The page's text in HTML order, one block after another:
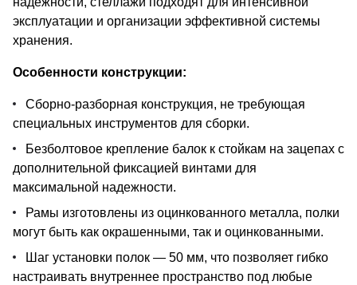
эксплуатации и организации эффективной системы
хранения.
Особенности конструкции:
Сборно-разборная конструкция, не требующая
специальных инструментов для сборки.
Безболтовое крепление балок к стойкам на зацепах с
дополнительной фиксацией винтами для
максимальной надежности.
Рамы изготовлены из оцинкованного металла, полки
могут быть как окрашенными, так и оцинкованными.
Шаг установки полок — 50 мм, что позволяет гибко
настраивать внутреннее пространство под любые